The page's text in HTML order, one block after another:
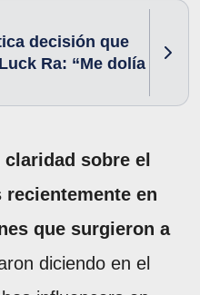
decisión que
Ra: “Me dolía
sobre el
en
que surgieron a
diciendo en el